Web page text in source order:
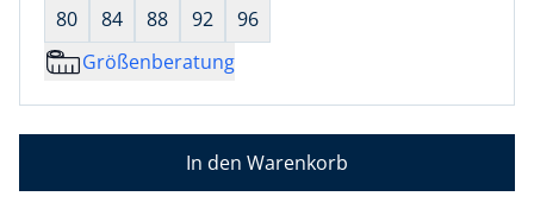
80
84 88 92
96
Größenberatung
In den Warenkorb